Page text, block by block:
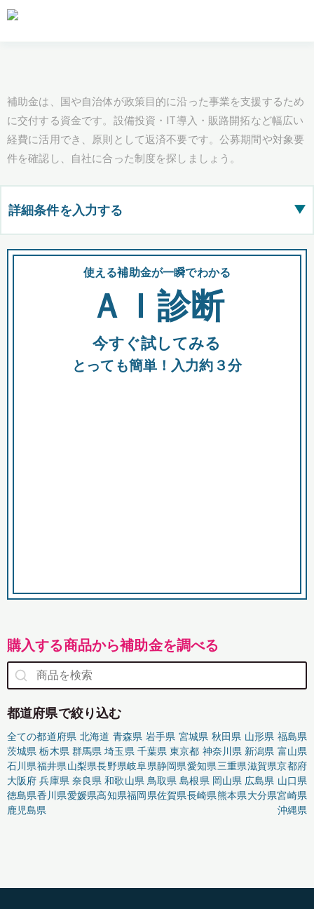
補助金は、国や自治体が政策目的に沿った事業を支援するため
に交付する資金です。設備投資・IT導入・販路開拓など幅広い
経費に活用でき、原則として返済不要です。公募期間や対象要
件を確認し、自社に合った制度を探しましょう。
詳細条件を入力する ▶
都道府県
全国の検索結果を含めて表示
助成金 融資 出資
使える補助金が一瞬でわかる
ＡＩ診断
今すぐ試してみる
とっても簡単！入力約３分
購入する商品から補助金を調べる
都道府県で絞り込む
全ての都道府県 北海道 青森県 岩手県 宮城県 秋田県 山形県 福島県
茨城県 栃木県 群馬県 埼玉県 千葉県 東京都 神奈川県 新潟県 富山県
石川県福井県山梨県長野県岐阜県静岡県愛知県三重県滋賀県京都府
大阪府 兵庫県 奈良県 和歌山県 鳥取県 島根県 岡山県 広島県 山口県
徳島県香川県愛媛県高知県福岡県佐賀県長崎県熊本県大分県宮崎県
鹿児島県
沖縄県